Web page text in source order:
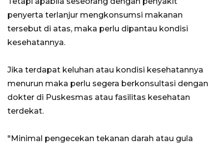
penyerta terlanjur mengkonsumsi makanan
tersebut di atas, maka perlu dipantau kondisi
kesehatannya.
Jika terdapat keluhan atau kondisi kesehatannya
menurun maka perlu segera berkonsultasi dengan
dokter di Puskesmas atau fasilitas kesehatan
terdekat.
"Minimal pengecekan tekanan darah atau gula